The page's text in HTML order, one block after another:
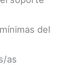
del
as